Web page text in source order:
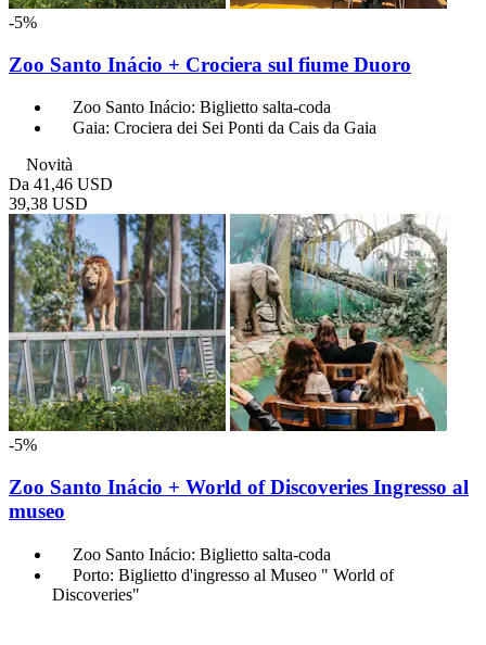
-5%
Zoo Santo Inácio + Crociera sul fiume Duoro
Zoo Santo Inácio: Biglietto salta-coda
Gaia: Crociera dei Sei Ponti da Cais da Gaia
Novità
Da 41,46 USD
39,38 USD
-5%
Zoo Santo Inácio + World of Discoveries Ingresso al
museo
Zoo Santo Inácio: Biglietto salta-coda
Porto: Biglietto d'ingresso al Museo " World of
Discoveries"